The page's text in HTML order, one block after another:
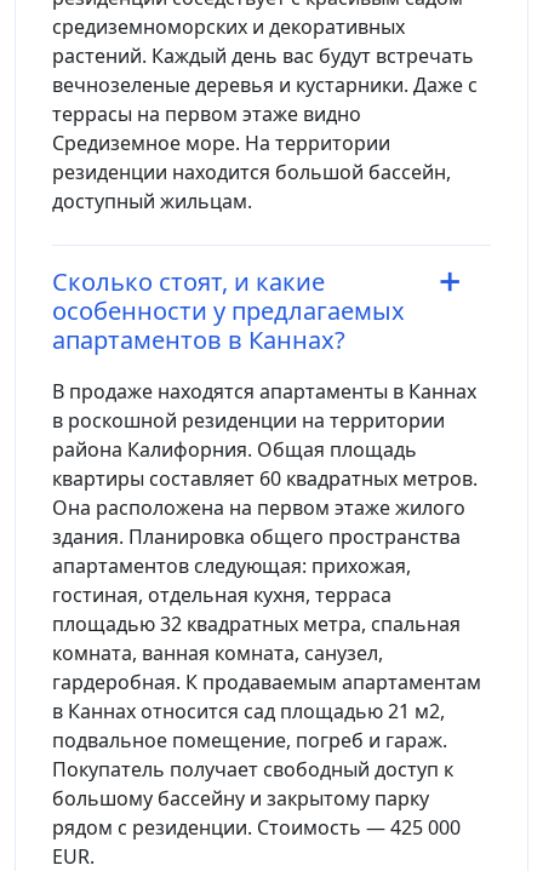
средиземноморских и декоративных
растений. Каждый день вас будут встречать
вечнозеленые деревья и кустарники. Даже с
террасы на первом этаже видно
Средиземное море. На территории
резиденции находится большой бассейн,
доступный жильцам.
Сколько стоят, и какие
особенности у предлагаемых
апартаментов в Каннах?
В продаже находятся апартаменты в Каннах
в роскошной резиденции на территории
района Калифорния. Общая площадь
квартиры составляет 60 квадратных метров.
Она расположена на первом этаже жилого
здания. Планировка общего пространства
апартаментов следующая: прихожая,
гостиная, отдельная кухня, терраса
площадью 32 квадратных метра, спальная
комната, ванная комната, санузел,
гардеробная. К продаваемым апартаментам
в Каннах относится сад площадью 21 м2,
подвальное помещение, погреб и гараж.
Покупатель получает свободный доступ к
большому бассейну и закрытому парку
рядом с резиденции. Стоимость — 425 000
EUR.